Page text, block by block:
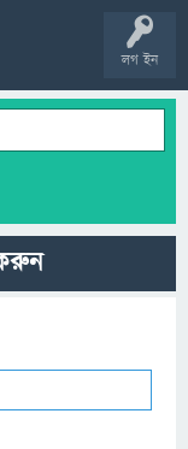
লগ ইন